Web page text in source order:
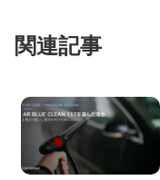
関連記事